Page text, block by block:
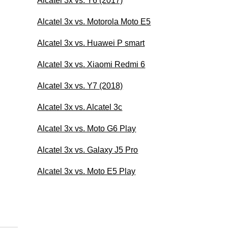
Alcatel 3x vs. Motorola Moto E5
Alcatel 3x vs. Huawei P smart
Alcatel 3x vs. Xiaomi Redmi 6
Alcatel 3x vs. Y7 (2018)
Alcatel 3x vs. Alcatel 3c
Alcatel 3x vs. Moto G6 Play
Alcatel 3x vs. Galaxy J5 Pro
Alcatel 3x vs. Moto E5 Play